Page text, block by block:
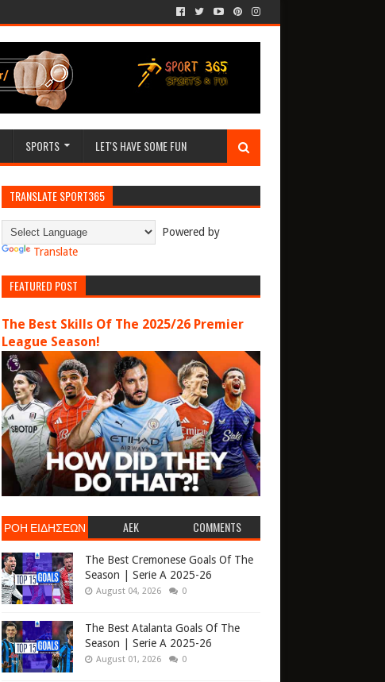
SPORTS LET'S HAVE SOME FUN
TRANSLATE SPORT365
Powered by
Translate
FEATURED POST
The Best Skills Of The 2025/26 Premier
League Season!
ΡΟΗ ΕΙΔΗΣΕΩΝ AEK COMMENTS
The Best Cremonese Goals Of The
Season | Serie A 2025-26
August 04, 2026 0
The Best Atalanta Goals Of The
Season | Serie A 2025-26
August 01, 2026 0